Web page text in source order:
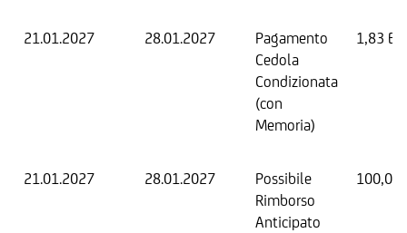
21.01.2027 28.01.2027
Pagamento
Cedola
Condizionata
(con
Memoria)
1,83
21.01.2027 28.01.2027
Possibile
Rimborso
Anticipato
100,00